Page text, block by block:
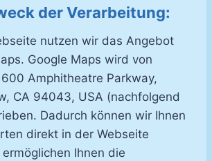
der Verarbeitung:
nutzen wir das Angebot
Google Maps wird von
Amphitheatre Parkway,
CA 94043, USA (nachfolgend
Dadurch können wir Ihnen
direkt in der Webseite
Ihnen die